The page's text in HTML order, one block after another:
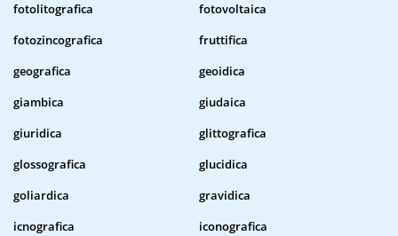
fotolitografica
fotovoltaica
fotozincografica
fruttifica
geografica
geoidica
giambica
giudaica
giuridica
glittografica
glossografica
glucidica
goliardica
gravidica
icnografica
iconografica